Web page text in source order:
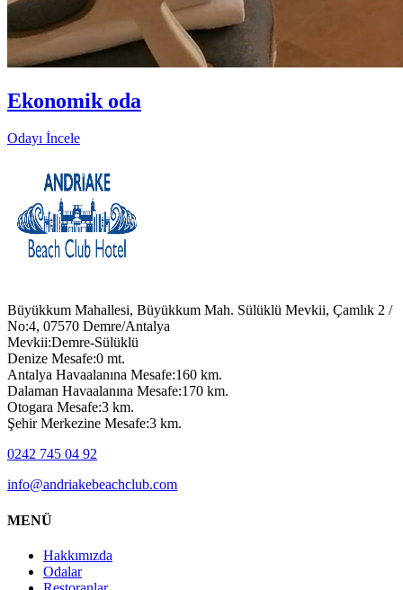
Ekonomik oda
Odayı İncele
Büyükkum Mahallesi, Büyükkum Mah. Sülüklü Mevkii, Çamlık 2 /
No:4, 07570 Demre/Antalya
Mevkii:Demre-Sülüklü
Denize Mesafe:0 mt.
Antalya Havaalanına Mesafe:160 km.
Dalaman Havaalanına Mesafe:170 km.
Otogara Mesafe:3 km.
Şehir Merkezine Mesafe:3 km.
0242 745 04 92
info@andriakebeachclub.com
MENÜ
Hakkımızda
Odalar